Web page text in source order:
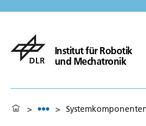
Institut für Robotik
und Mechatronik
> >